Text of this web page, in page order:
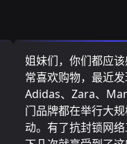
姐妹们，你们都应
常喜欢购物，最近发
Adidas、Zara、
门品牌都在举行大
动。有了抗封锁网